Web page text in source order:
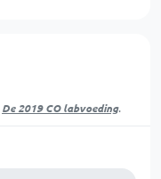
De 2019 CO labvoeding.